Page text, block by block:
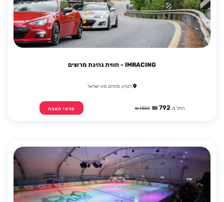
IMRACING - חווית נהיגת מרוצים
לטרון, מתחם מיני ישראל
החל מ-792 ₪
1300 ₪ פרטי הטבה